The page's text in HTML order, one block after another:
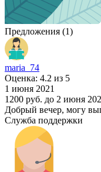
Предложения (1)
maria_74
Оценка: 4.2 из 5
1 июня 2021
1200 руб. до 2 июня
Добрый вечер, могу
Служба поддержки